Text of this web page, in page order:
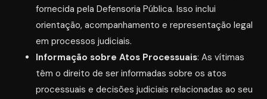
fornecida pela Defensoria Pública. Isso inclui
orientação, acompanhamento e representação legal
em processos judiciais.
Informação sobre Atos Processuais: As vítimas
têm o direito de ser informadas sobre os atos
processuais e decisões judiciais relacionadas ao seu